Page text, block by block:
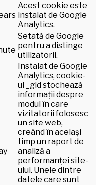
Acest cookie este
instalat de Google
Analytics.
Setată de Google
pentru a distinge
utilizatorii.
Instalat de Google
Analytics, cookie-
ul _gid stochează
informații despre
modul în care
vizitatorii folosesc
un site web,
creând în același
timp un raport de
analiză a
performanței site-
ului. Unele dintre
datele care sunt